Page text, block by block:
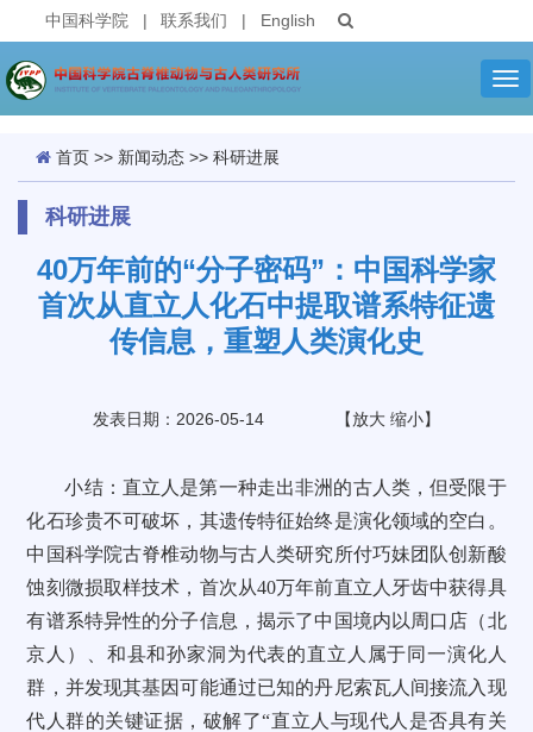
中国科学院 | 联系我们 | English
首页 >> 新闻动态 >> 科研进展
科研进展
40万年前的“分子密码”：中国科学家
首次从直立人化石中提取谱系特征遗
传信息，重塑人类演化史
发表日期：2026-05-14 【放大 缩小】
小结：直立人是第一种走出非洲的古人类，但受限于
化石珍贵不可破坏，其遗传特征始终是演化领域的空白。
中国科学院古脊椎动物与古人类研究所付巧妹团队创新酸
蚀刻微损取样技术，首次从40万年前直立人牙齿中获得具
有谱系特异性的分子信息，揭示了中国境内以周口店（北
京人）、和县和孙家洞为代表的直立人属于同一演化人
群，并发现其基因可能通过已知的丹尼索瓦人间接流入现
代人群的关键证据，破解了“直立人与现代人是否具有关